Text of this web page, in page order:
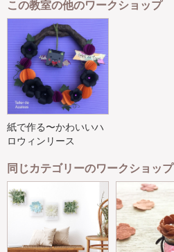
この教室の他のワークショップ
紙で作る〜かわいいハ
ロウィンリース
同じカテゴリーのワークショップ